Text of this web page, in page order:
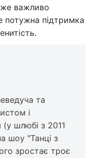
важливо
потужна підтримка
та
і
шлюбі з 2011
шоу "Танці з
зростає троє